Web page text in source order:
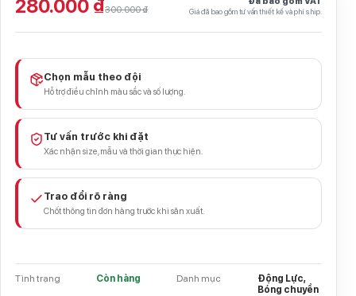
280.000 ₫300.000 ₫ Giá đã bao gồm tư vấn thiết kế và phí ship.
Chọn mẫu theo đội
Hỗ trợ điều chỉnh màu sắc và số lượng.
Tư vấn trước khi đặt
Xác nhận size, mẫu và thời gian thực hiện.
Trao đổi rõ ràng
Chốt thông tin đơn hàng trước khi sản xuất.
Tình trạng Còn hàng Danh mục
Động Lực,
Bóng chuyền